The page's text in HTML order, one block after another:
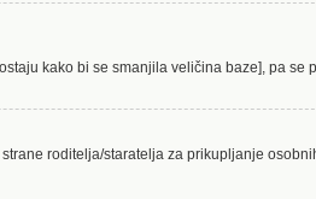
kako bi se smanjila veličina baze], pa se
roditelja/staratelja za prikupljanje